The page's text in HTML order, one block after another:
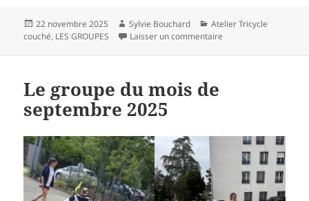
Publié
le
22 novembre 2025 Auteur
Sylvie Bouchard Catégories
Atelier Tricycle
couché, LES GROUPES Laisser un commentaire
Le groupe du mois de
septembre 2025